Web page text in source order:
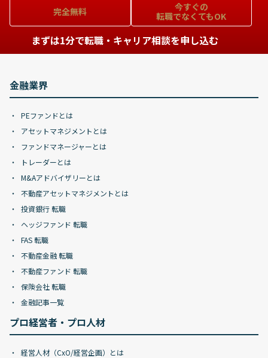
完全無料
今すぐの
転職でなくてもOK
まずは1分で転職・キャリア相談を申し込む
金融業界
PEファンドとは
アセットマネジメントとは
ファンドマネージャーとは
トレーダーとは
M&Aアドバイザリーとは
不動産アセットマネジメントとは
投資銀行 転職
ヘッジファンド 転職
FAS 転職
不動産金融 転職
不動産ファンド 転職
保険会社 転職
金融記事一覧
プロ経営者・プロ人材
経営人材（CxO/経営企画）とは